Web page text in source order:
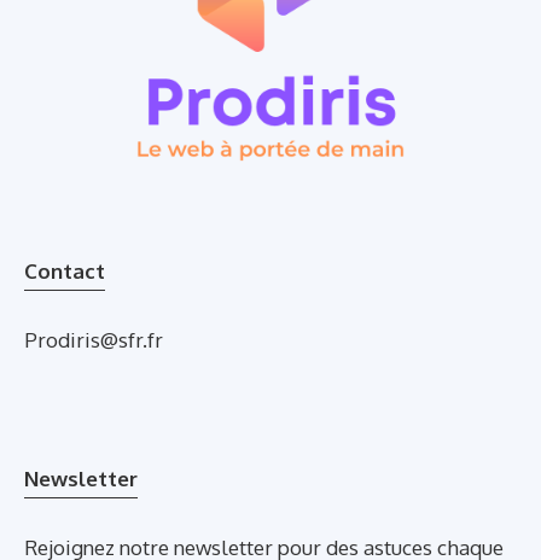
Contact
Prodiris@sfr.fr
Newsletter
Rejoignez notre newsletter pour des astuces chaque